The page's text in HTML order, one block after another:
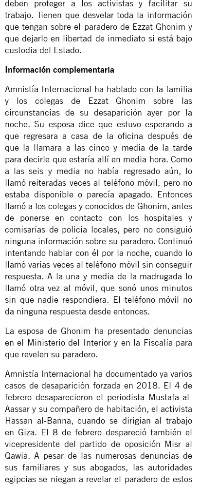
deben proteger a los activistas y facilitar su
trabajo. Tienen que desvelar toda la información
que tengan sobre el paradero de Ezzat Ghonim y
que dejarlo en libertad de inmediato si está bajo
custodia del Estado.
Información complementaria
Amnistía Internacional ha hablado con la familia
y los colegas de Ezzat Ghonim sobre las
circunstancias de su desaparición ayer por la
noche. Su esposa dice que estuvo esperando a
que regresara a casa de la oficina después de
que la llamara a las cinco y media de la tarde
para decirle que estaría allí en media hora. Como
a las seis y media no había regresado aún, lo
llamó reiteradas veces al teléfono móvil, pero no
estaba disponible o parecía apagado. Entonces
llamó a los colegas y conocidos de Ghonim, antes
de ponerse en contacto con los hospitales y
comisarías de policía locales, pero no consiguió
ninguna información sobre su paradero. Continuó
intentando hablar con él por la noche, cuando lo
llamó varias veces al teléfono móvil sin conseguir
respuesta. A la una y media de la madrugada lo
llamó otra vez al móvil, que sonó unos minutos
sin que nadie respondiera. El teléfono móvil no
da ninguna respuesta desde entonces.
La esposa de Ghonim ha presentado denuncias
en el Ministerio del Interior y en la Fiscalía para
que revelen su paradero.
Amnistía Internacional ha documentado ya varios
casos de desaparición forzada en 2018. El 4 de
febrero desaparecieron el periodista Mustafa al-
Aassar y su compañero de habitación, el activista
Hassan al-Banna, cuando se dirigían al trabajo
en Giza. El 8 de febrero despareció también el
vicepresidente del partido de oposición Misr al
Qawia. A pesar de las numerosas denuncias de
sus familiares y sus abogados, las autoridades
egipcias se niegan a revelar el paradero de estos